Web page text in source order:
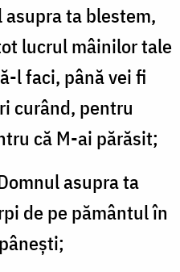
ta blestem,
lucrul mâinilor tale
l faci, până vei fi
curând, pentru
că M-ai părăsit;
asupra ta
de pe pământul în